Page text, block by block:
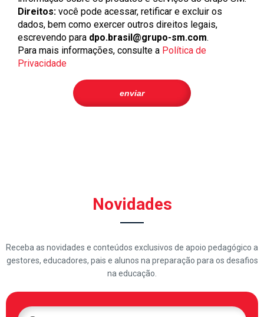
Direitos: você pode acessar, retificar e excluir os
dados, bem como exercer outros direitos legais,
escrevendo para dpo.brasil@grupo-sm.com.
Para mais informações, consulte a Política de
Privacidade
Novidades
Receba as novidades e conteúdos exclusivos de apoio pedagógico a
gestores, educadores, pais e alunos na preparação para os desafios
na educação.